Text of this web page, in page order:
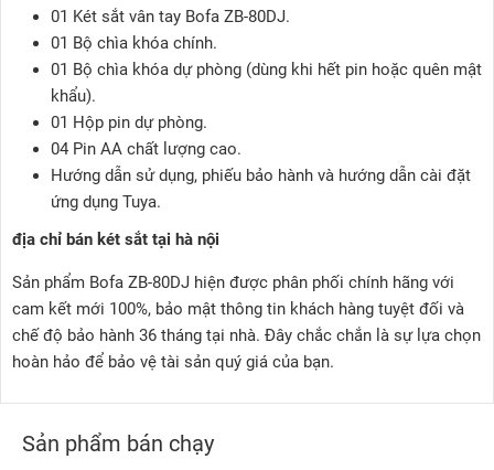
01 Két sắt vân tay Bofa ZB-80DJ.
01 Bộ chìa khóa chính.
01 Bộ chìa khóa dự phòng (dùng khi hết pin hoặc quên mật
khẩu).
01 Hộp pin dự phòng.
04 Pin AA chất lượng cao.
Hướng dẫn sử dụng, phiếu bảo hành và hướng dẫn cài đặt
ứng dụng Tuya.
địa chỉ bán két sắt tại hà nội
Sản phẩm Bofa ZB-80DJ hiện được phân phối chính hãng với
cam kết mới 100%, bảo mật thông tin khách hàng tuyệt đối và
chế độ bảo hành 36 tháng tại nhà. Đây chắc chắn là sự lựa chọn
hoàn hảo để bảo vệ tài sản quý giá của bạn.
Sản phẩm bán chạy